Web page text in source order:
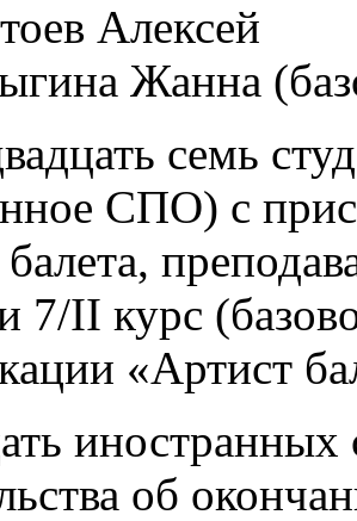
Алексей
Жанна
семь
СПО) с
7/II курс
«Артист
иностранных
об